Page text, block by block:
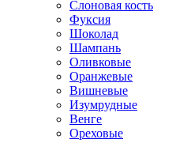
Слоновая кость
Фуксия
Шоколад
Шампань
Оливковые
Оранжевые
Вишневые
Изумрудные
Венге
Ореховые